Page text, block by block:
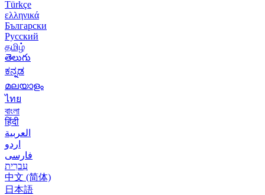
Türkçe
ελληνικά
Български
Русский
தமிழ்
తెలుగు
ಕನ್ನಡ
മലയാളം
ไทย
বাংলা
हिंदी
العربية
اردو
فارسی
עִברִית
中文 (简体)
日本語